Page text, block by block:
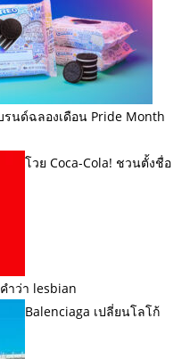
นด์ฉลองเดือน Pride Month
โวย Coca-Cola! ชวนตั้งชื่อ
ำว่า lesbian
Balenciaga เปลี่ยนโลโก้